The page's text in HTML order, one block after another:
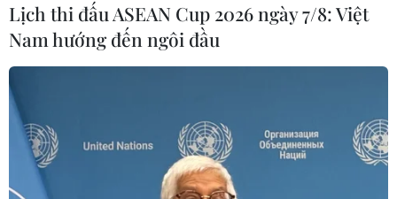
TIN CÙNG CHUYÊN MỤC
Australia đề cao hợp tác với Việt Nam
Lịch thi đấu ASEAN Cup 2026 ngày 7/8: Việt
Nam hướng đến ngôi đầu